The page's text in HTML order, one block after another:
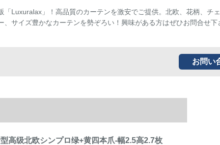
「Luxuralax」！高品質のカーテンを激安でご提供。北欧、花柄、チ
、サイズ豊かなカーテンを勢ぞろい！興味がある方はぜひお問合せ下
お問い
高级北欧シンプロ绿+黄四本爪-幅2.5高2.7枚